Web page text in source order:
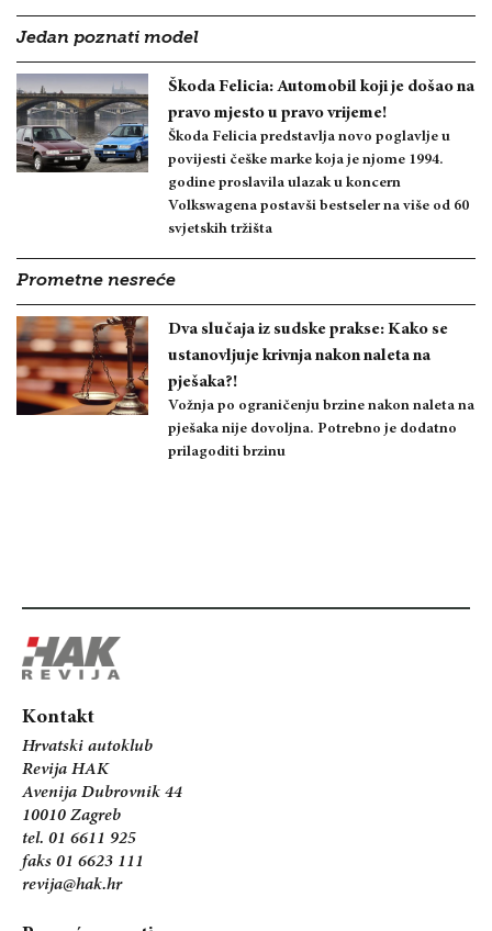
Jedan poznati model
Škoda Felicia: Automobil koji je došao na
pravo mjesto u pravo vrijeme!
Škoda Felicia predstavlja novo poglavlje u
povijesti češke marke koja je njome 1994.
godine proslavila ulazak u koncern
Volkswagena postavši bestseler na više od 60
svjetskih tržišta
Prometne nesreće
Dva slučaja iz sudske prakse: Kako se
ustanovljuje krivnja nakon naleta na
pješaka?!
Vožnja po ograničenju brzine nakon naleta na
pješaka nije dovoljna. Potrebno je dodatno
prilagoditi brzinu
Kontakt
Hrvatski autoklub
Revija HAK
Avenija Dubrovnik 44
10010 Zagreb
tel. 01 6611 925
faks 01 6623 111
revija@hak.hr